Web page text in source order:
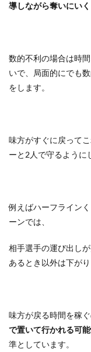
導しながら奪いにいく
数的不利の場合は時
いで、局面的にでも
をします。
味方がすぐに戻って
ーと2人で守るように
例えばハーフライン
ーンでは、
相手選手の運び出し
あるとき以外は下がり
味方が戻る時間を稼ぐ
で置いて行かれる可
準としています。